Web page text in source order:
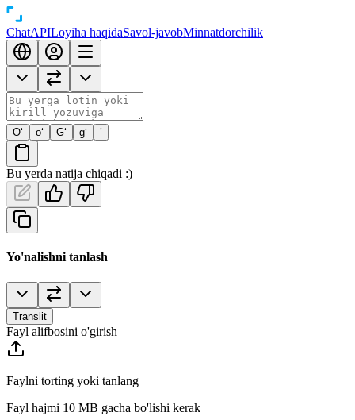
ChatAPILoyiha haqidaSavol-javobMinnatdorchilik
O‘ o‘ G‘ g‘ ’
Bu yerda natija chiqadi :)
Yo'nalishni tanlash
Translit
Fayl alifbosini o'girish
Faylni torting yoki tanlang
Fayl hajmi 10 MB gacha bo'lishi kerak